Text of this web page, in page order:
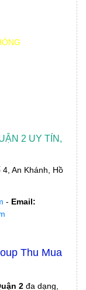
2 UY TÍN,
An Khánh, Hồ
- Email:
Thu Mua
2 đa dạng,